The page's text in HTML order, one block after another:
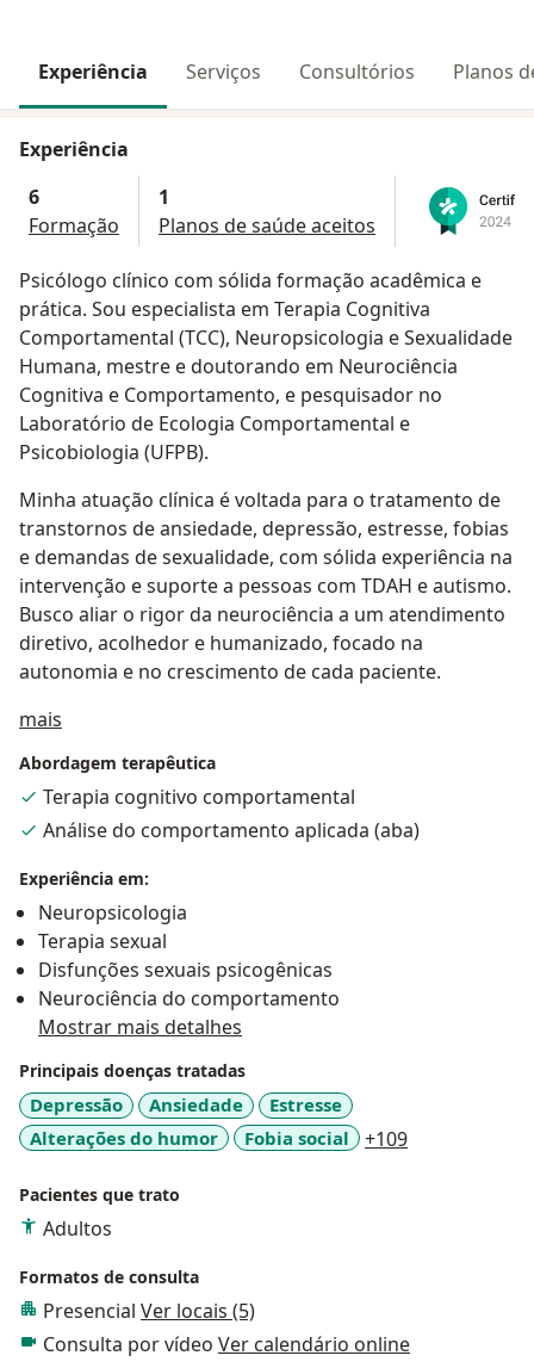
Experiência Serviços Consultórios Planos
Experiência
6
Formação
1
Planos de saúde aceitos
Psicólogo clínico com sólida formação acadêmica e
prática. Sou especialista em Terapia Cognitiva
Comportamental (TCC), Neuropsicologia e Sexualidade
Humana, mestre e doutorando em Neurociência
Cognitiva e Comportamento, e pesquisador no
Laboratório de Ecologia Comportamental e
Psicobiologia (UFPB).
Minha atuação clínica é voltada para o tratamento de
transtornos de ansiedade, depressão, estresse, fobias
e demandas de sexualidade, com sólida experiência na
intervenção e suporte a pessoas com TDAH e autismo.
Busco aliar o rigor da neurociência a um atendimento
diretivo, acolhedor e humanizado, focado na
autonomia e no crescimento de cada paciente.
mais
Abordagem terapêutica
Terapia cognitivo comportamental
Análise do comportamento aplicada (aba)
Experiência em:
Neuropsicologia
Terapia sexual
Disfunções sexuais psicogênicas
Neurociência do comportamento
Mostrar mais detalhes
Principais doenças tratadas
Depressão Ansiedade
Estresse
Alterações do humor
Fobia social +109
Pacientes que trato
Adultos
Formatos de consulta
Presencial Ver locais (5)
Consulta por vídeo Ver calendário online